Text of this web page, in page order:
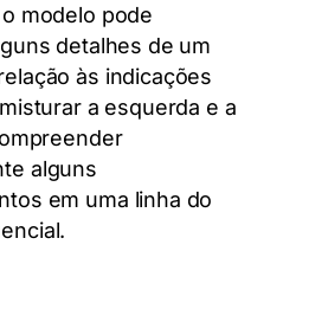
modelo pode
detalhes de um
às indicações
a esquerda e a
alguns
em uma linha do